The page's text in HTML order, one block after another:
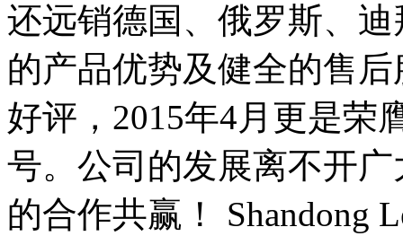
还远销德国、俄罗斯、
的产品优势及健全的售
好评，2015年4月更是荣
号。公司的发展离不开
的合作共赢！ Shandong